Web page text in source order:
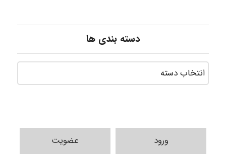
دسته بندی ها
ورود عضویت